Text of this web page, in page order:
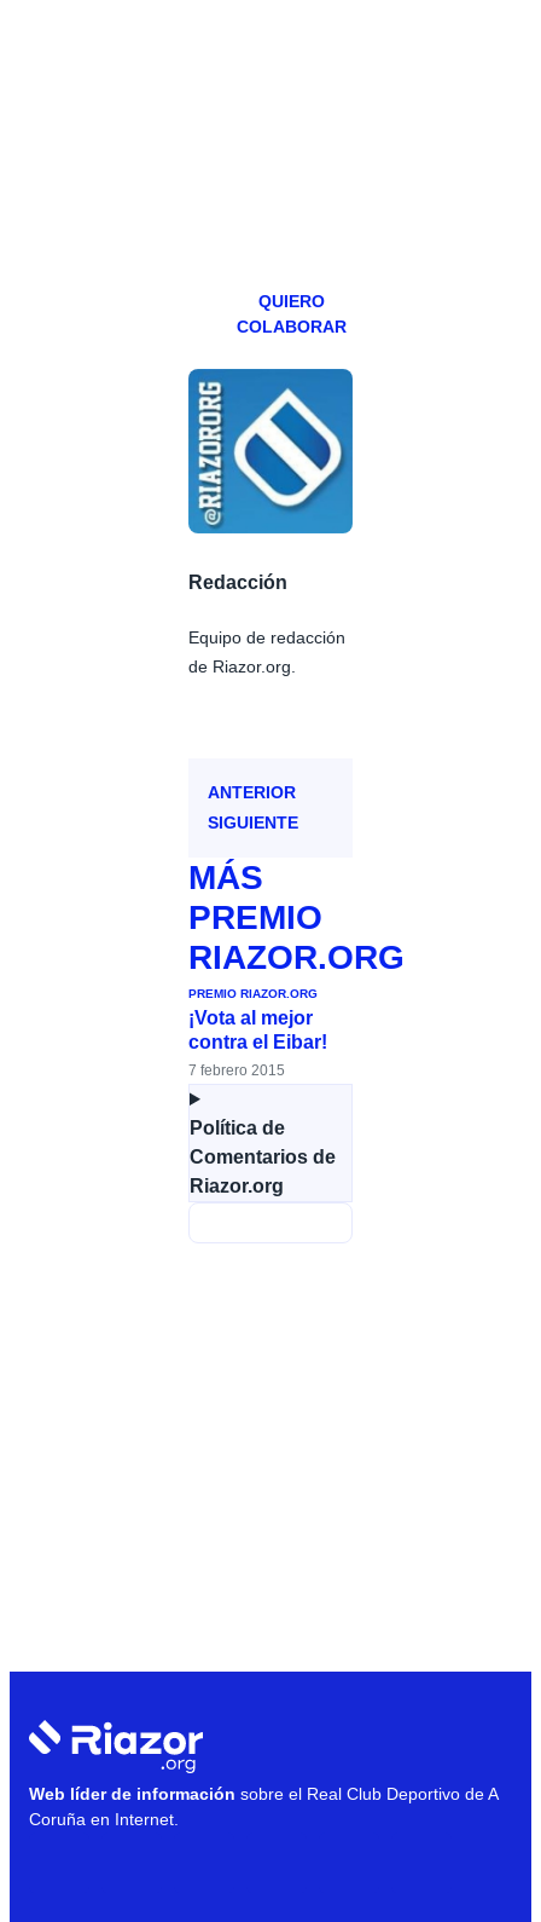
QUIERO
COLABORAR
Redacción
Equipo de redacción
de Riazor.org.
ANTERIOR
SIGUIENTE
MÁS
PREMIO
RIAZOR.ORG
PREMIO RIAZOR.ORG
¡Vota al mejor
contra el Eibar!
7 febrero 2015
Política de
Comentarios de
Riazor.org
Web líder de información sobre el Real Club Deportivo de A
Coruña en Internet.